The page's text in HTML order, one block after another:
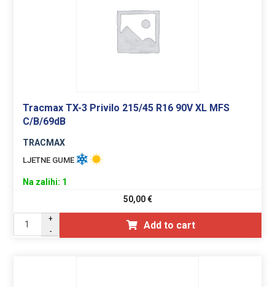
Tracmax TX-3 Privilo 215/45 R16 90V XL MFS
C/B/69dB
TRACMAX
LJETNE GUME
Na zalihi: 1
50,00€
+
-
Add to cart